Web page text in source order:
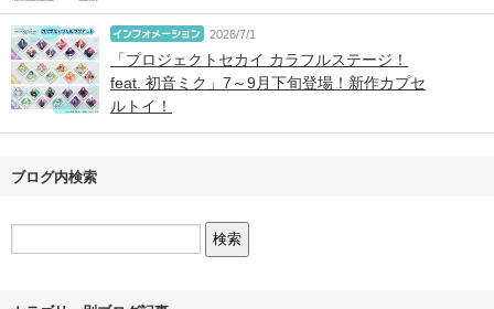
2026/7/1
「プロジェクトセカイ カラフルステージ！
feat. 初音ミク」7～9月下旬登場！新作カプセ
ルトイ！
ブログ内検索